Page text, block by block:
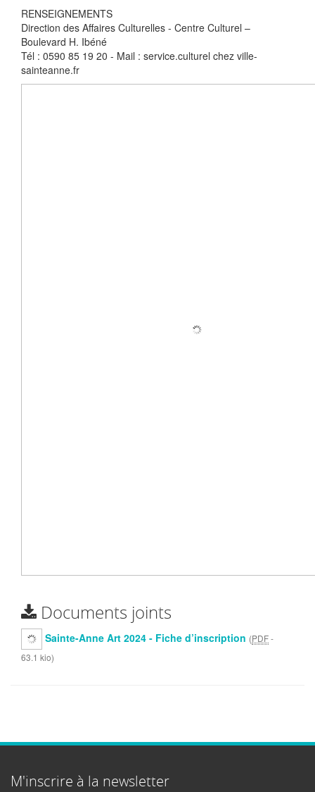
RENSEIGNEMENTS
Direction des Affaires Culturelles - Centre Culturel –
Boulevard H. Ibéné
Tél : 0590 85 19 20 - Mail : service.culturel chez ville-
sainteanne.fr
Documents joints
Sainte-Anne Art 2024 - Fiche d’inscription (PDF-
63.1 kio)
M'inscrire à la newsletter